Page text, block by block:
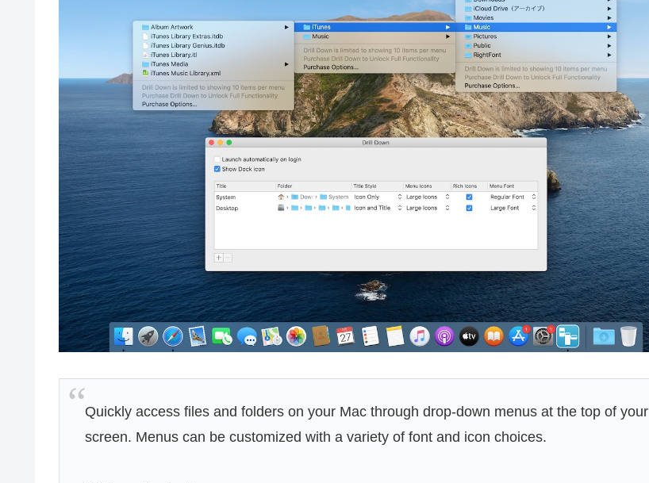
Quickly access files and folders on your Mac through drop-down menus at the top of your
screen. Menus can be customized with a variety of font and icon choices.